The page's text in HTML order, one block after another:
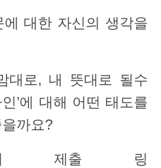
대한 자신의 생각을
로, 내 뜻대로 될수
인’에 대해 어떤 태도를
까요?
제출 링